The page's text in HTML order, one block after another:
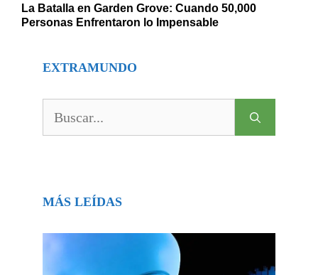
La Batalla en Garden Grove: Cuando 50,000
Personas Enfrentaron lo Impensable
EXTRAMUNDO
MÁS LEÍDAS